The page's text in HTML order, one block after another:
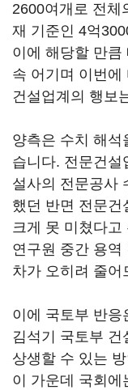
2600여개로 전체
재 기준인 4억
이에 해당할 만큼
속 어기며 이번에
건설업계의 행보
양측은 수치 해석
습니다. 전문건설
설사의 전문공사
했던 반면 전문건
크게 못 미쳤다고
연구원 중간 용역
차가 오히려 줄어
이에 국토부 반응
김석기 국토부 건
상생할 수 있는
이 가운데 국회에